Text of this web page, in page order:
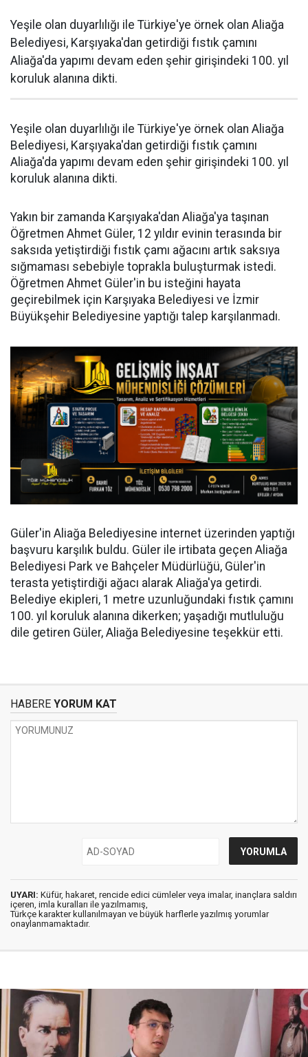
Yeşile olan duyarlılığı ile Türkiye'ye örnek olan Aliağa
Belediyesi, Karşıyaka'dan getirdiği fıstık çamını
Aliağa'da yapımı devam eden şehir girişindeki 100. yıl
koruluk alanına dikti.
Yeşile olan duyarlılığı ile Türkiye'ye örnek olan Aliağa
Belediyesi, Karşıyaka'dan getirdiği fıstık çamını
Aliağa'da yapımı devam eden şehir girişindeki 100. yıl
koruluk alanına dikti.
Yakın bir zamanda Karşıyaka'dan Aliağa'ya taşınan
Öğretmen Ahmet Güler, 12 yıldır evinin terasında bir
saksıda yetiştirdiği fıstık çamı ağacını artık saksıya
sığmaması sebebiyle toprakla buluşturmak istedi.
Öğretmen Ahmet Güler'in bu isteğini hayata
geçirebilmek için Karşıyaka Belediyesi ve İzmir
Büyükşehir Belediyesine yaptığı talep karşılanmadı.
Güler'in Aliağa Belediyesine internet üzerinden yaptığı
başvuru karşılık buldu. Güler ile irtibata geçen Aliağa
Belediyesi Park ve Bahçeler Müdürlüğü, Güler'in
terasta yetiştirdiği ağacı alarak Aliağa'ya getirdi.
Belediye ekipleri, 1 metre uzunluğundaki fıstık çamını
100. yıl koruluk alanına dikerken; yaşadığı mutluluğu
dile getiren Güler, Aliağa Belediyesine teşekkür etti.
HABERE YORUM KAT
UYARI: Küfür, hakaret, rencide edici cümleler veya imalar, inançlara saldırı
içeren, imla kuralları ile yazılmamış,
Türkçe karakter kullanılmayan ve büyük harflerle yazılmış yorumlar
onaylanmamaktadır.